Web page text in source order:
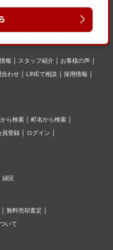
報 スタッフ紹介
お客様の声
合わせ LINEで相談
採用情報
ら検索
町名から検索
員登録
ログイン
緑区
無料売却査定
いて